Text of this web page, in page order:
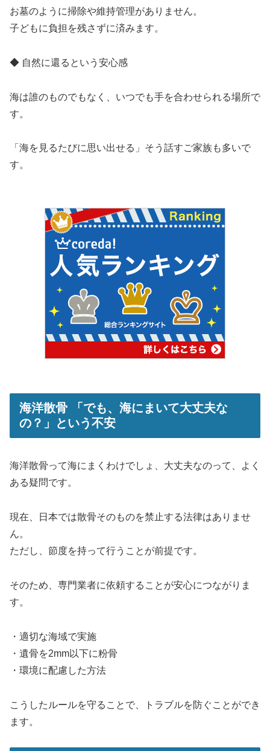
お墓のように掃除や維持管理がありません。
子どもに負担を残さずに済みます。
◆ 自然に還るという安心感
海は誰のものでもなく、いつでも手を合わせられる場所で
す。
「海を見るたびに思い出せる」そう話すご家族も多いで
す。
海洋散骨 「でも、海にまいて大丈夫な
の？」という不安
海洋散骨って海にまくわけでしょ、大丈夫なのって、よく
ある疑問です。
現在、日本では散骨そのものを禁止する法律はありませ
ん。
ただし、節度を持って行うことが前提です。
そのため、専門業者に依頼することが安心につながりま
す。
・適切な海域で実施
・遺骨を2mm以下に粉骨
・環境に配慮した方法
こうしたルールを守ることで、トラブルを防ぐことができ
ます。